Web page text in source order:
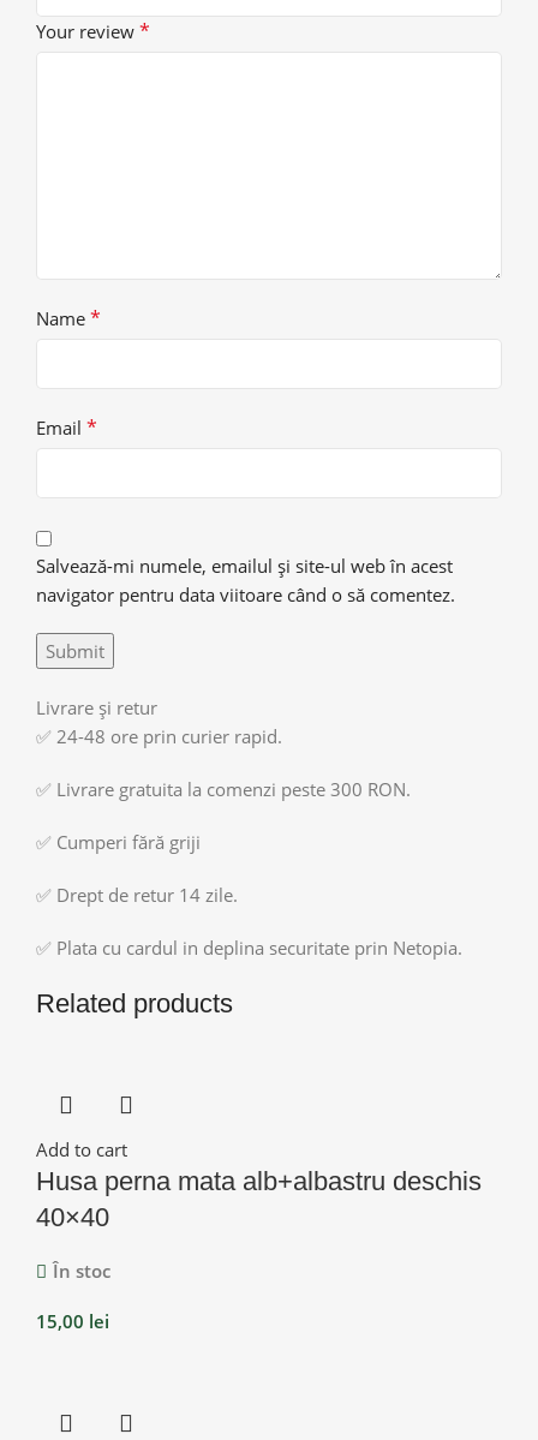
Your review *
Name *
Email *
Salvează-mi numele, emailul și site-ul web în acest
navigator pentru data viitoare când o să comentez.
Livrare și retur
✅ 24-48 ore prin curier rapid.
✅ Livrare gratuita la comenzi peste 300 RON.
✅ Cumperi fără griji
✅ Drept de retur 14 zile.
✅ Plata cu cardul in deplina securitate prin Netopia.
Related products
Add to cart
Husa perna mata alb+albastru deschis
40×40
În stoc
15,00 lei